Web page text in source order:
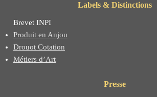
Labels & Distinctions
Brevet INPI
Produit en Anjou
Drouot Cotation
Métiers d’Art
Presse